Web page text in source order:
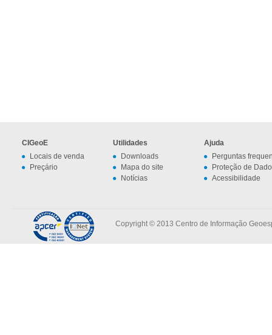
CIGeoE
Locais de venda
Preçário
Utilidades
Downloads
Mapa do site
Notícias
Ajuda
Perguntas
Proteção de
Acessibilidade
Copyright © 2013 Centro de Informação